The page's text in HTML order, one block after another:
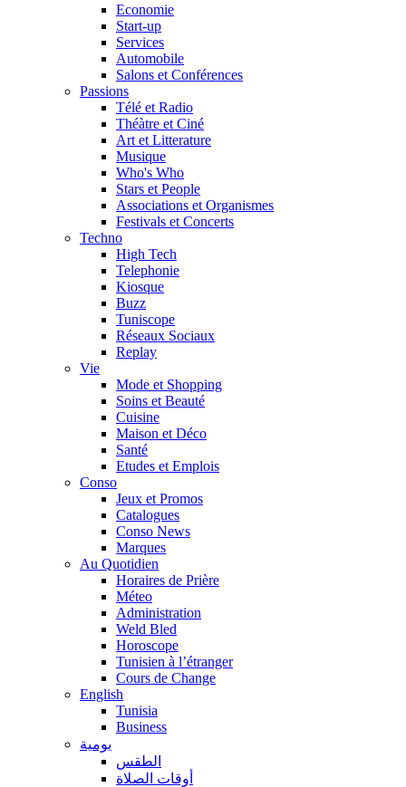
Economie
Start-up
Services
Automobile
Salons et Conférences
Passions
Télé et Radio
Théàtre et Ciné
Art et Litterature
Musique
Who's Who
Stars et People
Associations et Organismes
Festivals et Concerts
Techno
High Tech
Telephonie
Kiosque
Buzz
Tuniscope
Réseaux Sociaux
Replay
Vie
Mode et Shopping
Soins et Beauté
Cuisine
Maison et Déco
Santé
Etudes et Emplois
Conso
Jeux et Promos
Catalogues
Conso News
Marques
Au Quotidien
Horaires de Prière
Méteo
Administration
Weld Bled
Horoscope
Tunisien à l’étranger
Cours de Change
English
Tunisia
Business
يومية
الطقس
أوقات الصلاة